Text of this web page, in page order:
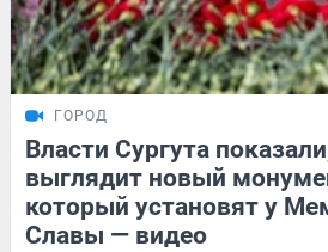
ГОРОД
Власти Сургута
выглядит новый
который установят у
Славы — видео